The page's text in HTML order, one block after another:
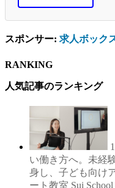
スポンサー: 求人ボック
RANKING
人気記事のランキング
い働き方へ。未経
身し、子ども向け
ート教室 Sui